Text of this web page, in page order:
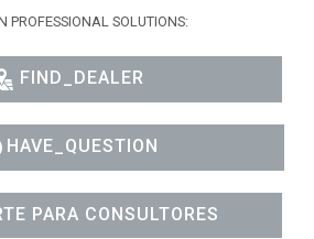
PROFESSIONAL SOLUTIONS:
FIND_DEALER
HAVE_QUESTION
PARA CONSULTORES